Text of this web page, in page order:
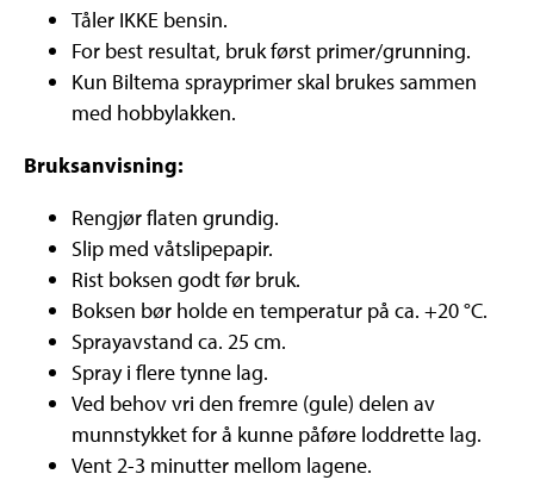
Tåler IKKE bensin.
For best resultat, bruk først primer/grunning.
Kun Biltema sprayprimer skal brukes sammen
med hobbylakken.
Bruksanvisning:
Rengjør flaten grundig.
Slip med våtslipepapir.
Rist boksen godt før bruk.
Boksen bør holde en temperatur på ca. +20 °C.
Sprayavstand ca. 25 cm.
Spray i flere tynne lag.
Ved behov vri den fremre (gule) delen av
munnstykket for å kunne påføre loddrette lag.
Vent 2-3 minutter mellom lagene.